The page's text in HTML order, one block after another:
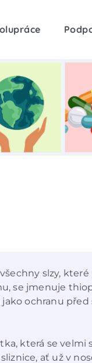
slzy,
se jmenuje
ochranu
která se
ať už v